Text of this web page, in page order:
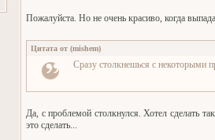
Пожалуйста. Но не очень красиво, когда
Цитата от (mishem)
Сразу столкнешься с некоторыми
Да, с проблемой столкнулся. Хотел сделать
это сделать...